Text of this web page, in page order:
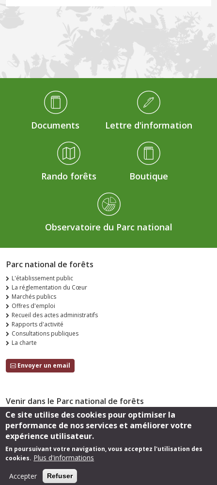
Médiathèque Footer
Documents Lettre d'information
Rando forêts Boutique
Observatoire du Parc national
Parc national de forêts
L'établissement public
La réglementation du Cœur
Marchés publics
Offres d'emploi
Recueil des actes administratifs
Rapports d'activité
Consultations publiques
La charte
Envoyer un email
Venir dans le Parc national de forêts
Accès
Suivez-nous
Ce site utilise des cookies pour optimiser la
performance de nos services et améliorer votre
expérience utilisateur.
En poursuivant votre navigation, vous acceptez l'utilisation des
cookies. Plus d'informations
Accepter
Refuser